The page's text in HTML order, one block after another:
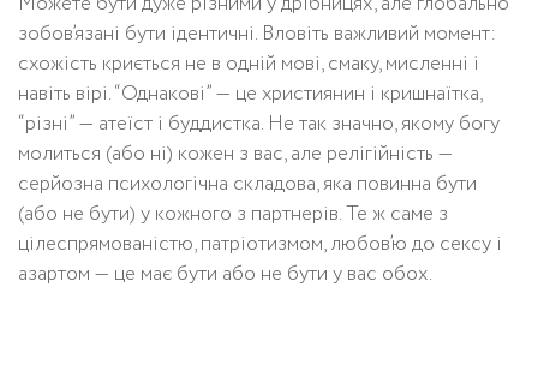
зобов’язані бути ідентичні. Вловіть важливий момент:
схожість криється не в одній мові, смаку, мисленні і
навіть вірі. “Однакові” — це християнин і кришнаїтка,
“різні” — атеїст і буддистка. Не так значно, якому богу
молиться (або ні) кожен з вас, але релігійність —
серйозна психологічна складова, яка повинна бути
(або не бути) у кожного з партнерів. Те ж саме з
цілеспрямованістю, патріотизмом, любов’ю до сексу і
азартом — це має бути або не бути у вас обох.